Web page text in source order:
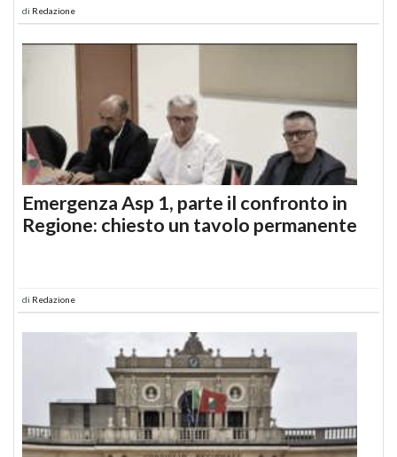
di Redazione
Emergenza Asp 1, parte il confronto in
Regione: chiesto un tavolo permanente
di Redazione